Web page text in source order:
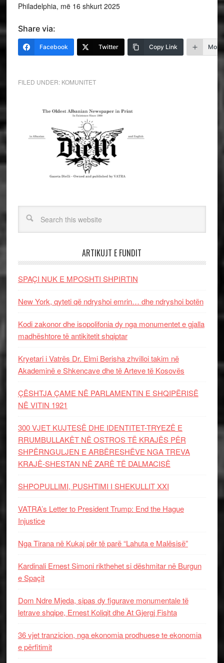
Philadelphia, më 16 shkurt 2025
Share via:
Facebook Twitter Copy Link More
FILED UNDER: KOMUNITET
ARTIKUJT E FUNDIT
SPAÇI NUK E MPOSHTI SHPIRTIN
New York, qyteti që ndryshoi emrin… dhe ndryshoi botën
Kodi zakonor dhe isopolifonia dy nga monumentet e gjalla
madhështore të antikitetit shqiptar
Kryetari i Vatrës Dr. Elmi Berisha zhvilloi takim në
Akademinë e Shkencave dhe të Arteve të Kosovës
ÇËSHTJA ÇAME NË PARLAMENTIN E SHQIPËRISË
NË VITIN 1921
300 VJET KUJTESË DHE IDENTITET-TRYEZË E
RRUMBULLAKËT NË OSTROS TË KRAJËS PËR
SHPËRNGULJEN E ARBËRESHËVE NGA TREVA
KRAJË-SHESTAN NË ZARË TË DALMACISË
SHPOPULLIMI, PUSHTIMI I SHEKULLIT XXI
VATRA’s Letter to President Trump: End the Hague
Injustice
Nga Tirana në Kukaj për të parë “Lahuta e Malësisë”
Kardinali Ernest Simoni rikthehet si dëshmitar në Burgun
e Spaçit
Dom Ndre Mjeda, sipas dy figurave monumentale të
letrave shqipe, Ernest Koliqit dhe At Gjergj Fishta
36 vjet tranzicion, nga ekonomia prodhuese te ekonomia
e përfitimit